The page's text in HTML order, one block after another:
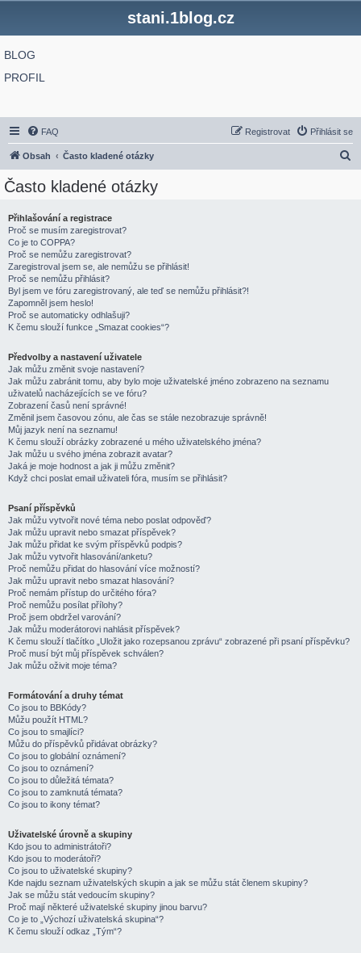
stani.1blog.cz
BLOG
PROFIL
FAQ Přihlásit se
Registrovat
Obsah Často kladené otázky
Často kladené otázky
Přihlašování a registrace
Proč se musím zaregistrovat?
Co je to COPPA?
Proč se nemůžu zaregistrovat?
Zaregistroval jsem se, ale nemůžu se přihlásit!
Proč se nemůžu přihlásit?
Byl jsem ve fóru zaregistrovaný, ale teď se nemůžu přihlásit?!
Zapomněl jsem heslo!
Proč se automaticky odhlašuji?
K čemu slouží funkce „Smazat cookies“?
Předvolby a nastavení uživatele
Jak můžu změnit svoje nastavení?
Jak můžu zabránit tomu, aby bylo moje uživatelské jméno zobrazeno na seznamu
uživatelů nacházejících se ve fóru?
Zobrazení časů není správné!
Změnil jsem časovou zónu, ale čas se stále nezobrazuje správně!
Můj jazyk není na seznamu!
K čemu slouží obrázky zobrazené u mého uživatelského jména?
Jak můžu u svého jména zobrazit avatar?
Jaká je moje hodnost a jak ji můžu změnit?
Když chci poslat email uživateli fóra, musím se přihlásit?
Psaní příspěvků
Jak můžu vytvořit nové téma nebo poslat odpověď?
Jak můžu upravit nebo smazat příspěvek?
Jak můžu přidat ke svým příspěvků podpis?
Jak můžu vytvořit hlasování/anketu?
Proč nemůžu přidat do hlasování více možností?
Jak můžu upravit nebo smazat hlasování?
Proč nemám přístup do určitého fóra?
Proč nemůžu posílat přílohy?
Proč jsem obdržel varování?
Jak můžu moderátorovi nahlásit příspěvek?
K čemu slouží tlačítko „Uložit jako rozepsanou zprávu“ zobrazené při psaní příspěvku?
Proč musí být můj příspěvek schválen?
Jak můžu oživit moje téma?
Formátování a druhy témat
Co jsou to BBKódy?
Můžu použít HTML?
Co jsou to smajlíci?
Můžu do příspěvků přidávat obrázky?
Co jsou to globální oznámení?
Co jsou to oznámení?
Co jsou to důležitá témata?
Co jsou to zamknutá témata?
Co jsou to ikony témat?
Uživatelské úrovně a skupiny
Kdo jsou to administrátoři?
Kdo jsou to moderátoři?
Co jsou to uživatelské skupiny?
Kde najdu seznam uživatelských skupin a jak se můžu stát členem skupiny?
Jak se můžu stát vedoucím skupiny?
Proč mají některé uživatelské skupiny jinou barvu?
Co je to „Výchozí uživatelská skupina“?
K čemu slouží odkaz „Tým“?